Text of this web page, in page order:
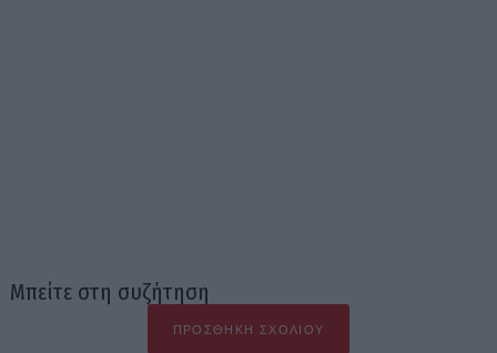
Μπείτε στη συζήτηση
ΠΡΟΣΘΉΚΗ ΣΧΟΛΊΟΥ